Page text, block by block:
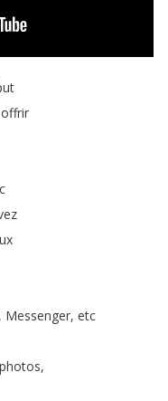
offrir
, Messenger, etc
photos,